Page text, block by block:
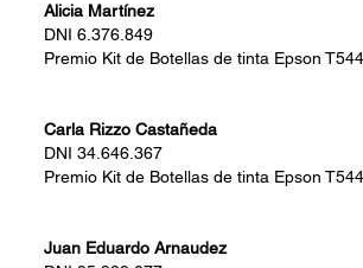
Alicia Martínez
DNI 6.376.849
Premio Kit de Botellas de tinta Epson
Carla Rizzo Castañeda
DNI 34.646.367
Premio Kit de Botellas de tinta Epson
Juan Eduardo Arnaudez